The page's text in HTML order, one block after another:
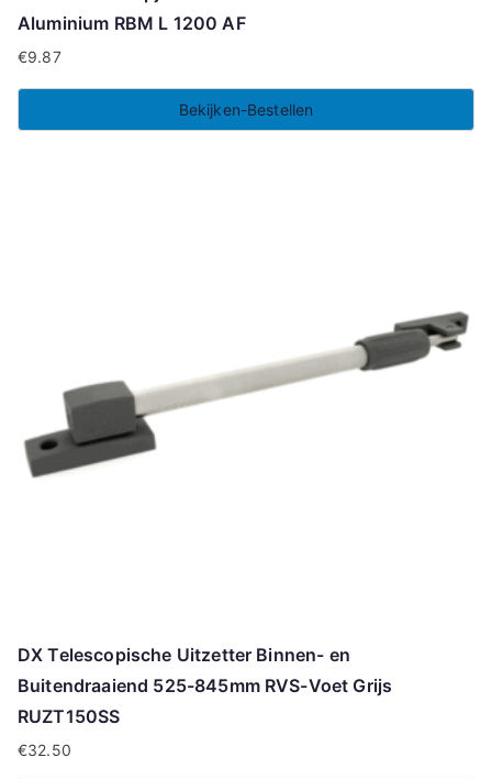
Aluminium RBM L 1200 AF
€9.87
Bekijken-Bestellen
DX Telescopische Uitzetter Binnen- en
Buitendraaiend 525-845mm RVS-Voet Grijs
RUZT150SS
€32.50